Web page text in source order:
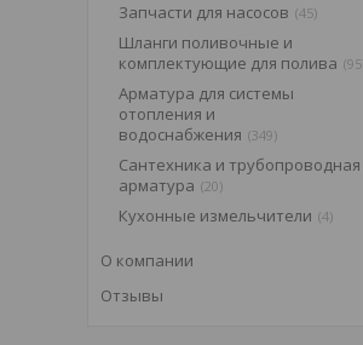
Запчасти для насосов 45
Шланги поливочные и
комплектующие для полива 95
Арматура для системы
отопления и
водоснабжения 349
Сантехника и трубопроводная
арматура 20
Кухонные измельчители 4
О компании
Отзывы